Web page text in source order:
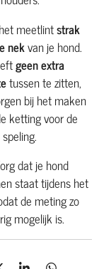
meetlintstrak
nekvan je hond.
geen extra
tussen te zitten,
bij het maken
ketting voor de
dat je hond
staat tijdens het
de meting zo
mogelijk is.